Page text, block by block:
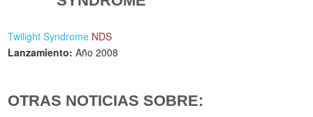
Twilight Syndrome NDS
Lanzamiento: Año 2008
OTRAS NOTICIAS SOBRE: